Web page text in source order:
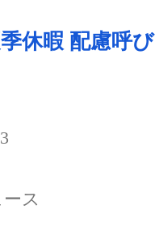
休暇 配慮呼び
ス